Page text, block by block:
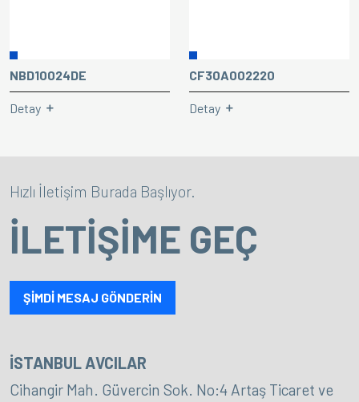
NBD10024DE
Detay
CF30A002220
Detay
Hızlı İletişim Burada Başlıyor.
İLETİŞİME GEÇ
ŞİMDİ MESAJ GÖNDERİN
İSTANBUL AVCILAR
Cihangir Mah. Güvercin Sok. No:4 Artaş Ticaret ve